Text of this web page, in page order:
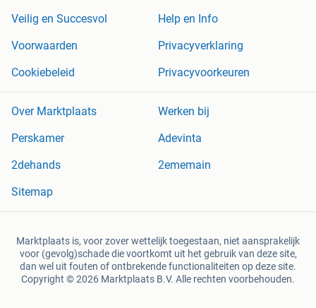
Veilig en Succesvol
Help en Info
Voorwaarden
Privacyverklaring
Cookiebeleid
Privacyvoorkeuren
Over Marktplaats
Werken bij
Perskamer
Adevinta
2dehands
2ememain
Sitemap
Marktplaats is, voor zover wettelijk toegestaan, niet aansprakelijk
voor (gevolg)schade die voortkomt uit het gebruik van deze site,
dan wel uit fouten of ontbrekende functionaliteiten op deze site.
Copyright © 2026 Marktplaats B.V. Alle rechten voorbehouden.